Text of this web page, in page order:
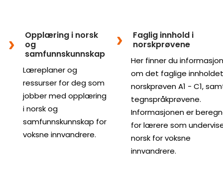
Opplæring i norsk
og
samfunnskunnskap
Læreplaner og
ressurser for deg som
jobber med opplæring
i norsk og
samfunnskunnskap for
voksne innvandrere.
Faglig innhold i
norskprøvene
Her finner du informasjon
om det faglige
norskprøven A1 - C1,
tegnspråkprøvene.
Informasjonen er
for lærere som
norsk for voksne
innvandrere.